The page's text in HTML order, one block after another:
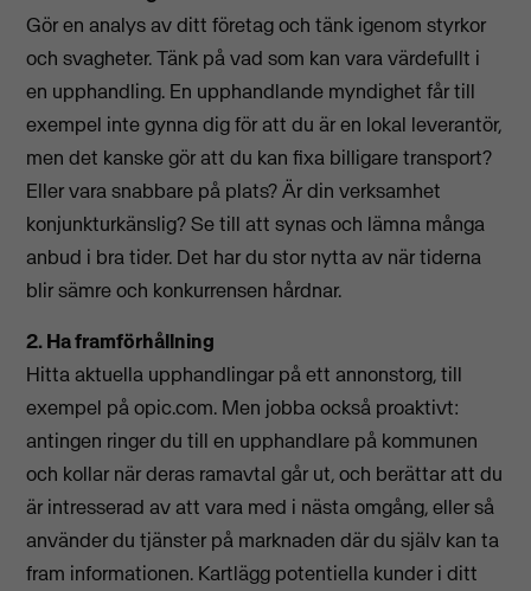
Gör en analys av ditt företag och tänk igenom styrkor
och svagheter. Tänk på vad som kan vara värdefullt i
en upphandling. En upphandlande myndighet får till
exempel inte gynna dig för att du är en lokal leverantör,
men det kanske gör att du kan fixa billigare transport?
Eller vara snabbare på plats? Är din verksamhet
konjunkturkänslig? Se till att synas och lämna många
anbud i bra tider. Det har du stor nytta av när tiderna
blir sämre och konkurrensen hårdnar.
2. Ha framförhållning
Hitta aktuella upphandlingar på ett annonstorg, till
exempel på opic.com. Men jobba också proaktivt:
antingen ringer du till en upphandlare på kommunen
och kollar när deras ramavtal går ut, och berättar att du
är intresserad av att vara med i nästa omgång, eller så
använder du tjänster på marknaden där du själv kan ta
fram informationen. Kartlägg potentiella kunder i ditt